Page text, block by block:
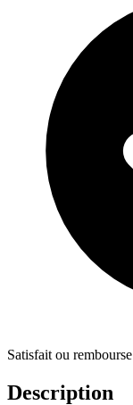
Satisfait ou rembourse
Description